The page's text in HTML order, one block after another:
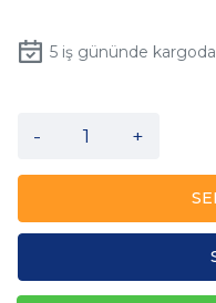
5iş gününde kargoda
- +